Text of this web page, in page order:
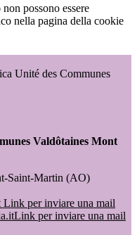
possono essere
nella pagina della cookie
Unité des Communes
Valdôtaines Mont
Saint-Martin (AO)
Link per inviare una mail
Link per inviare una mail